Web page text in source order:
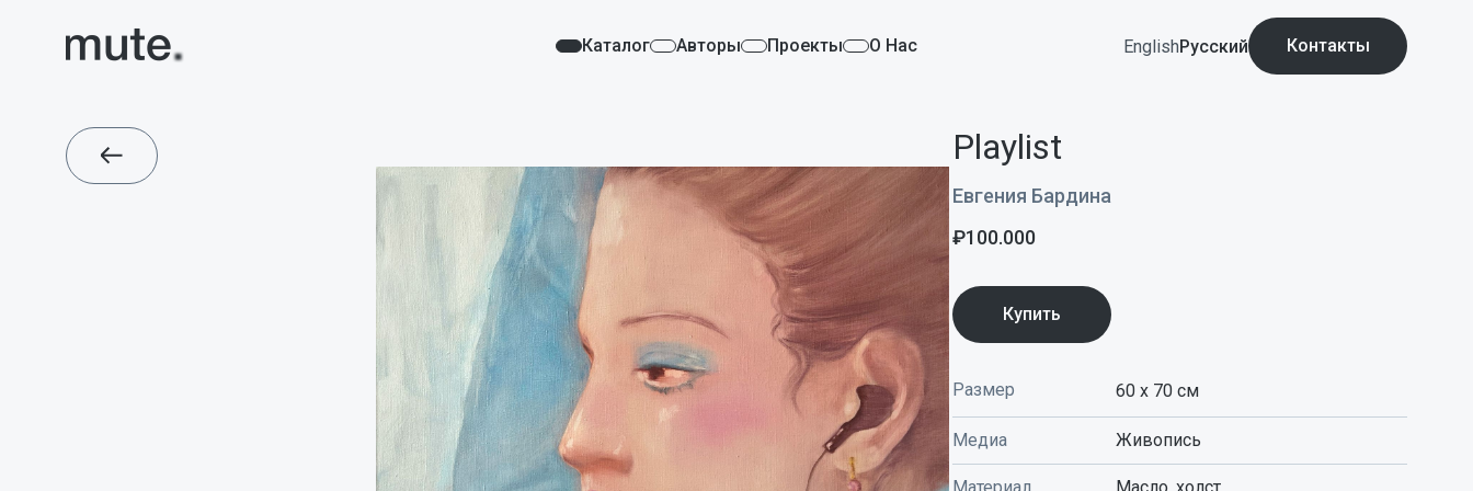
Каталог Авторы Проекты О Нас EnglishРусский Контакты
Playlist
Евгения Бардина
₽100.000
Купить
Размер 60 x 70 см
Медиа Живопись